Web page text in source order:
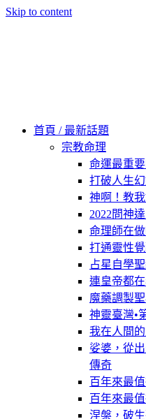
Skip to content
首頁 / 最新話題
宗教命理
命運最重
打破人生
神啊！教
2022問神
命理師在
打通靈性
占星自學
連皇帝都
魔藥調製
神靈臺灣•
我在人間
娑婆，從
傳奇
百年來最
百年來最
涅槃，破